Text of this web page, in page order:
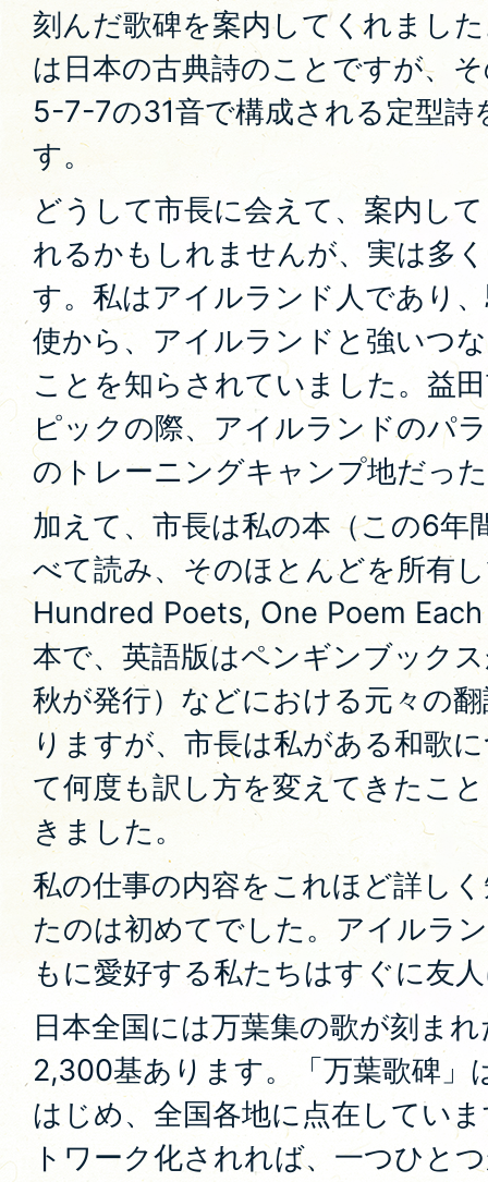
刻んだ歌碑を案内してくれまし
は日本の古典詩のことですが、
5-7-7の31音で構成される定型詩
す。
どうして市長に会えて、案内し
れるかもしれませんが、実は多
す。私はアイルランド人であり
使から、アイルランドと強いつ
ことを知らされていました。益
ピックの際、アイルランドのパ
のトレーニングキャンプ地だっ
加えて、市長は私の本（この6年
べて読み、そのほとんどを所有
Hundred Poets, One Poem
本で、英語版はペンギンブック
秋が発行）などにおける元々の
りますが、市長は私がある和歌
て何度も訳し方を変えてきたこ
きました。
私の仕事の内容をこれほど詳し
たのは初めてでした。アイルラ
もに愛好する私たちはすぐに友
日本全国には万葉集の歌が刻ま
2,300基あります。「万葉歌碑」
はじめ、全国各地に点在してい
トワーク化されれば、一つひと